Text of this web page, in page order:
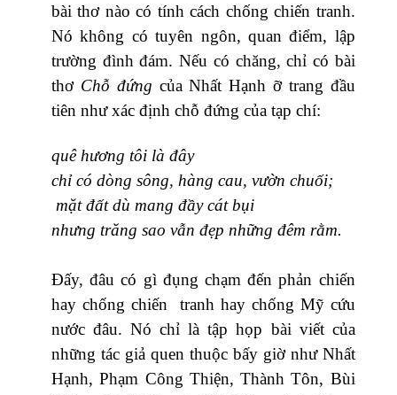
bài thơ nào có tính cách chống chiến tranh.
Nó không có tuyên ngôn, quan điểm, lập
trường đình đám. Nếu có chăng, chỉ có bài
thơ Chỗ đứng của Nhất Hạnh ỡ trang đầu
tiên như xác định chỗ đứng của tạp chí:
quê hương tôi là đây
chỉ có dòng sông, hàng cau, vườn chuối;
mặt đất dù mang đầy cát bụi
nhưng trăng sao vẫn đẹp những đêm rằm.
Đấy, đâu có gì đụng chạm đến phản chiến
hay chống chiến tranh hay chống Mỹ cứu
nước đâu. Nó chỉ là tập họp bài viết của
những tác giả quen thuộc bấy giờ như Nhất
Hạnh, Phạm Công Thiện, Thành Tôn, Bùi